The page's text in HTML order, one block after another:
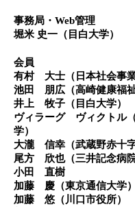
事務局・Web管理
堀米 史一（目白大学）
会員
有村 大士（日本社会事業
池田 朋広（高崎健康福祉
井上 牧子（目白大学）
ヴィラーグ ヴィクトル
学）
大瀧 信幸（武蔵野赤十字
尾方 欣也（三井記念病院
​小田 直樹
加藤 慶（東京通信大学）
加藤 悠（川口市役所）